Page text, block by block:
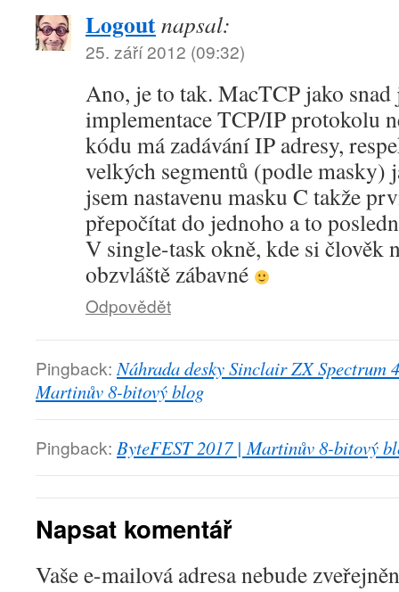
Logoutnapsal:
25. září 2012 (09:32)
Ano, je to tak. MacTCP jako
implementace TCP/IP protokolu
kódu má zadávání IP adresy,
velkých segmentů (podle masky)
jsem nastavenu masku C takže
přepočítat do jednoho a to
V single-task okně, kde si člověk
obzvláště zábavné
Odpovědět
Pingback: Náhrada desky Sinclair ZX
Martinův 8-bitový blog
Pingback: ByteFEST 2017 | Martinův 8-bitový
Napsat komentář
Vaše e-mailová adresa nebude